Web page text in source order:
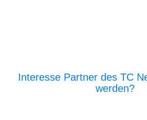
Interesse Partner des TC
werden?